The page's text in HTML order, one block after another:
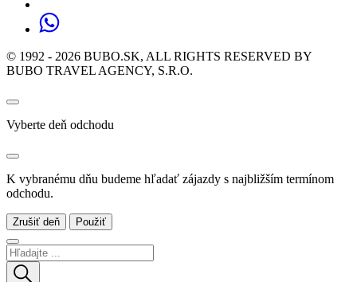
© 1992 - 2026 BUBO.SK, ALL RIGHTS RESERVED BY
BUBO TRAVEL AGENCY, S.R.O.
Vyberte deň odchodu
K vybranému dňu budeme hľadať zájazdy s najbližším termínom
odchodu.
Zrušiť deň Použiť